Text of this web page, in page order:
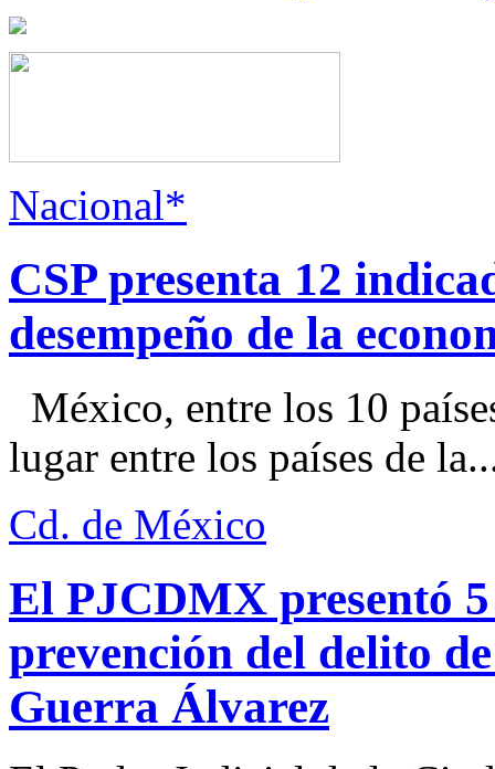
Nacional*
CSP presenta 12
desempeño de la
México, entre los 10
lugar entre los países de
Cd. de México
El PJCDMX presentó
prevención del delito
Guerra Álvarez